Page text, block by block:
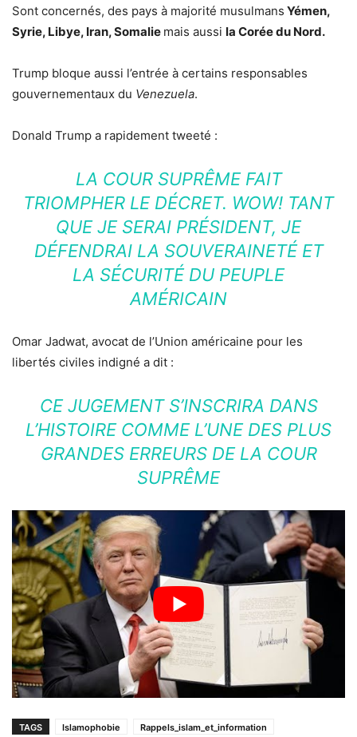
Sont concernés, des pays à majorité musulmans Yémen,
Syrie, Libye, Iran, Somalie mais aussi la Corée du Nord.
Trump bloque aussi l’entrée à certains responsables
gouvernementaux du Venezuela.
Donald Trump a rapidement tweeté :
LA COUR SUPRÊME FAIT
TRIOMPHER LE DÉCRET. WOW! TANT
QUE JE SERAI PRÉSIDENT, JE
DÉFENDRAI LA SOUVERAINETÉ ET
LA SÉCURITÉ DU PEUPLE
AMÉRICAIN
Omar Jadwat, avocat de l’Union américaine pour les
libertés civiles indigné a dit :
CE JUGEMENT S’INSCRIRA DANS
L’HISTOIRE COMME L’UNE DES PLUS
GRANDES ERREURS DE LA COUR
SUPRÊME
TAGS Islamophobie Rappels_islam_et_information